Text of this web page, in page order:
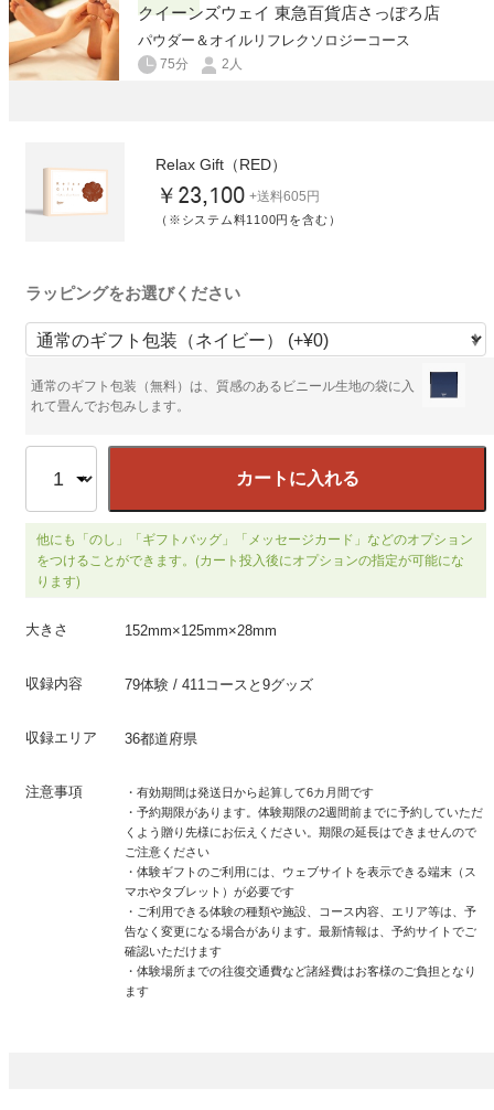
クイーンズウェイ 東急百貨店さっぽろ店
パウダー＆オイルリフレクソロジーコース
75分 2人
Relax Gift（RED）
￥23,100 +送料605円
（※システム料1100円を含む）
ラッピングをお選びください
通常のギフト包装（無料）は、質感のあるビニール生地の袋に入
れて畳んでお包みします。
カートに入れる
他にも「のし」「ギフトバッグ」「メッセージカード」などのオプション
をつけることができます。(カート投入後にオプションの指定が可能にな
ります)
大きさ 152mm×125mm×28mm
収録内容 79体験 / 411コースと9グッズ
収録エリア 36都道府県
注意事項
・有効期間は発送日から起算して6カ月間です
・予約期限があります。体験期限の2週間前までに予約していただ
くよう贈り先様にお伝えください。期限の延長はできませんので
ご注意ください
・体験ギフトのご利用には、ウェブサイトを表示できる端末（ス
マホやタブレット）が必要です
・ご利用できる体験の種類や施設、コース内容、エリア等は、予
告なく変更になる場合があります。最新情報は、予約サイトでご
確認いただけます
・体験場所までの往復交通費など諸経費はお客様のご負担となり
ます